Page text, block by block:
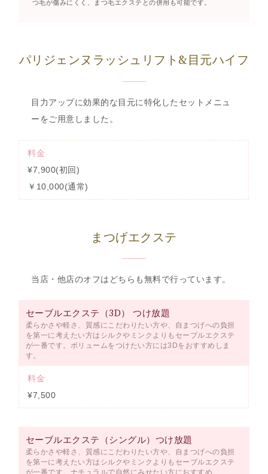
つ毛が傷みにくく、まつ毛エクステとの併用も可能です。
パリジェンヌラッシュリフト&目元ハイフ
目力アップに効果的な目元に特化したセットメニュ
ーをご用意しました。
料金
¥7,900(初回)
￥10,000(通常)
まつげエクステ
当店・他店のオフはどちらも無料で行っています。
セーブルエクステ（3D） つけ放題
柔らかさや軽さ、質感にこだわりたい方や、自まつげへの負担
を第一に考えたい方はシルクやミンクよりもセーブルエクステ
が一番です。ボリュームをつけたい方には3Dをおすすめしま
す。
料金
¥7,500
セーブルエクステ（シングル）つけ放題
柔らかさや軽さ、質感にこだわりたい方や、自まつげへの負担
を第一に考えたい方はシルクやミンクよりもセーブルエクステ
が一番です。ナチュラルで自然にみせたい方におすすめ。